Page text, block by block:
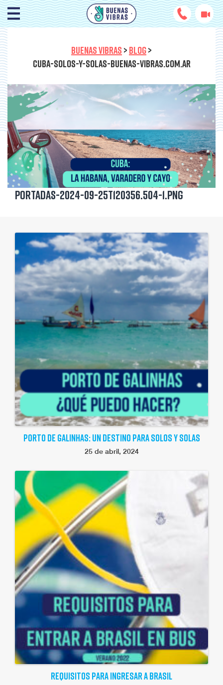
BUENAS VIBRAS > BLOG>
CUBA-SOLOS-Y-SOLAS-BUENAS-VIBRAS.COM.AR
Portadas-2024-09-25T120356.504-1.png
PORTO DE GALINHAS: UN DESTINO PARA SOLOS Y SOLAS
25 de abril, 2024
REQUISITOS PARA INGRESAR A BRASIL